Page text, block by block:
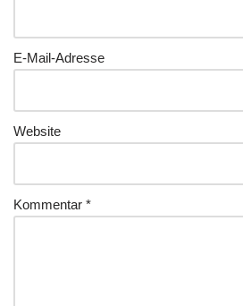
E-Mail-Adresse
Website
Kommentar *